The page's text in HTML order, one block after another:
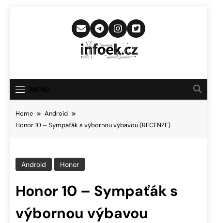
Infoek.cz
Novinkám
Home
Android
Honor 10 – Sympaťák s výbornou výbavou (RECENZE)
Android Honor
Honor 10 – Sympaťák s
výbornou výbavou